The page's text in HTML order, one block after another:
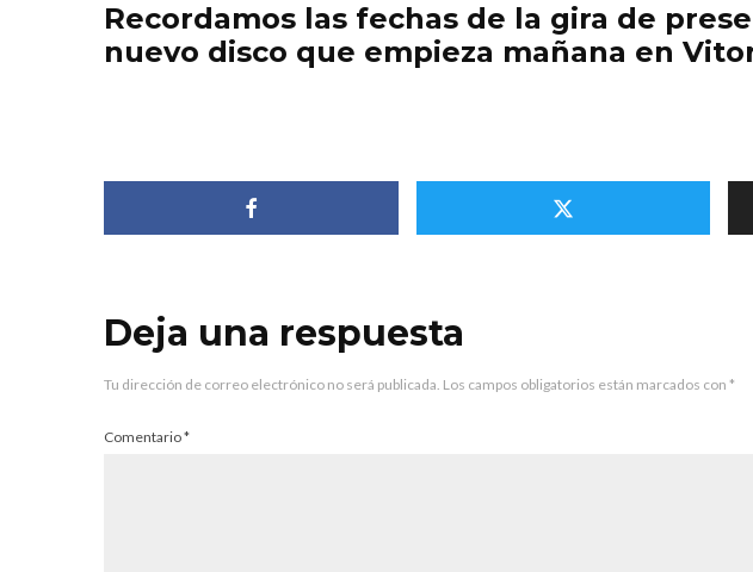
Recordamos las fechas de la gira de
nuevo disco que empieza mañana en
Deja una respuesta
Tu dirección de correo electrónico no será publicada. Los campos obligatorios están marcados con *
Comentario*